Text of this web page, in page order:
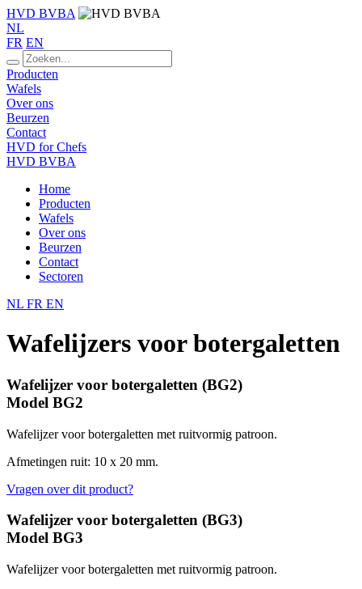
HVD BVBA
NL
FR EN
Producten
Wafels
Over ons
Beurzen
Contact
HVD for Chefs
HVD BVBA
Home
Producten
Wafels
Over ons
Beurzen
Contact
Sectoren
NL FR EN
Wafelijzers voor botergaletten
Wafelijzer voor botergaletten (BG2)
Model BG2
Wafelijzer voor botergaletten met ruitvormig patroon.
Afmetingen ruit: 10 x 20 mm.
Vragen over dit product?
Wafelijzer voor botergaletten (BG3)
Model BG3
Wafelijzer voor botergaletten met ruitvormig patroon.